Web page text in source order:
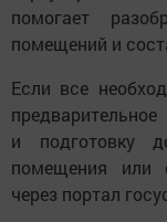
помогает
помещений и
Если все
и подготовку
помещения или
через портал